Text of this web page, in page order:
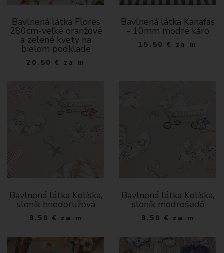
Bavlnená látka Flores
280cm-veľké oranžové
a zelené kvety na
bielom podklade
20.50 € za m
Bavlnená látka Kanafas
- 10mm modré káro
15.50 € za m
Bavlnená látka Kolíska,
sloník hnedoružová
8.50 € za m
Bavlnená látka Kolíska,
sloník modrošedá
8.50 € za m